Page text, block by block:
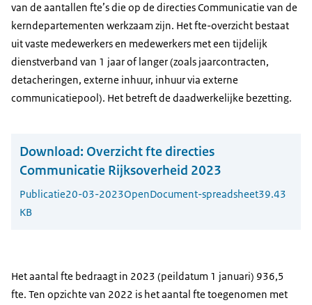
van de aantallen fte’s die op de directies Communicatie van de
kerndepartementen werkzaam zijn. Het fte-overzicht bestaat
uit vaste medewerkers en medewerkers met een tijdelijk
dienstverband van 1 jaar of langer (zoals jaarcontracten,
detacheringen, externe inhuur, inhuur via externe
communicatiepool). Het betreft de daadwerkelijke bezetting.
Download: Overzicht fte directies
Communicatie Rijksoverheid 2023
Publicatie20-03-2023OpenDocument-spreadsheet39.43
KB
Het aantal fte bedraagt in 2023 (peildatum 1 januari) 936,5
fte. Ten opzichte van 2022 is het aantal fte toegenomen met